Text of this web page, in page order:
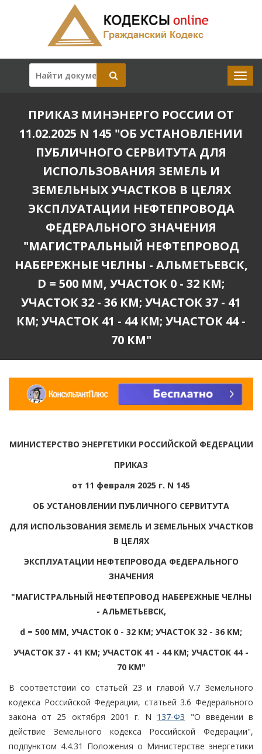
ПРИКАЗ МИНЭНЕРГО РОССИИ ОТ
11.02.2025 N 145 "ОБ УСТАНОВЛЕНИИ
ПУБЛИЧНОГО СЕРВИТУТА ДЛЯ
ИСПОЛЬЗОВАНИЯ ЗЕМЕЛЬ И
ЗЕМЕЛЬНЫХ УЧАСТКОВ В ЦЕЛЯХ
ЭКСПЛУАТАЦИИ НЕФТЕПРОВОДА
ФЕДЕРАЛЬНОГО ЗНАЧЕНИЯ
"МАГИСТРАЛЬНЫЙ НЕФТЕПРОВОД
НАБЕРЕЖНЫЕ ЧЕЛНЫ - АЛЬМЕТЬЕВСК,
D = 500 ММ, УЧАСТОК 0 - 32 КМ;
УЧАСТОК 32 - 36 КМ; УЧАСТОК 37 - 41
КМ; УЧАСТОК 41 - 44 КМ; УЧАСТОК 44 -
70 КМ"
МИНИСТЕРСТВО ЭНЕРГЕТИКИ РОССИЙСКОЙ ФЕДЕРАЦИИ
ПРИКАЗ
от 11 февраля 2025 г. N 145
ОБ УСТАНОВЛЕНИИ ПУБЛИЧНОГО СЕРВИТУТА
ДЛЯ ИСПОЛЬЗОВАНИЯ ЗЕМЕЛЬ И ЗЕМЕЛЬНЫХ УЧАСТКОВ
В ЦЕЛЯХ
ЭКСПЛУАТАЦИИ НЕФТЕПРОВОДА ФЕДЕРАЛЬНОГО
ЗНАЧЕНИЯ
"МАГИСТРАЛЬНЫЙ НЕФТЕПРОВОД НАБЕРЕЖНЫЕ ЧЕЛНЫ
- АЛЬМЕТЬЕВСК,
d = 500 ММ, УЧАСТОК 0 - 32 КМ; УЧАСТОК 32 - 36 КМ;
УЧАСТОК 37 - 41 КМ; УЧАСТОК 41 - 44 КМ; УЧАСТОК 44 -
70 КМ"
В соответствии со статьей 23 и главой V.7 Земельного
кодекса Российской Федерации, статьей 3.6 Федерального
закона от 25 октября 2001 г. N 137-ФЗ "О введении в
действие Земельного кодекса Российской Федерации",
подпунктом 4.4.31 Положения о Министерстве энергетики